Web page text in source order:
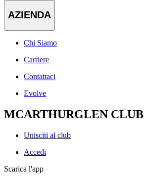
AZIENDA
Chi Siamo
Carriere
Contattaci
Evolve
MCARTHURGLEN CLUB
Unisciti al club
Accedi
Scarica l'app